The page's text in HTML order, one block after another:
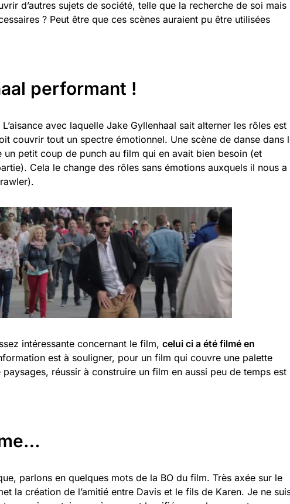
d’autres sujets de société, telle que la recherche de soi mais
? Peut être que ces scènes auraient pu être utilisées
performant !
avec laquelle Jake Gyllenhaal sait alterner les rôles est
couvrir tout un spectre émotionnel. Une scène de danse dans
un petit coup de punch au film qui en avait bien besoin (et
Cela le change des rôles sans émotions auxquels il nous a
intéressante concernant le film, celui ci a été filmé en
est à souligner, pour un film qui couvre une palette
paysages, réussir à construire un film en aussi peu de temps est
parlons en quelques mots de la BO du film. Très axée sur le
la création de l’amitié entre Davis et le fils de Karen. Je ne